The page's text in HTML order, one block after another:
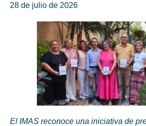
28 de julio de 2026
El IMAS reconoce una iniciativa de